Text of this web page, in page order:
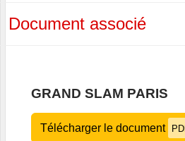
Document associé
GRAND SLAM PARIS
Télécharger le document